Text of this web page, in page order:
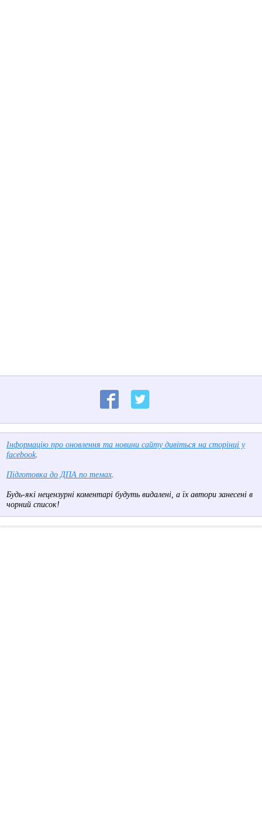
Інформацію про оновлення та новини сайту дивіться на сторінці у
facebook.
Підготовка до ДПА по темах.
Будь-які нецензурні коментарі будуть видалені, а їх автори занесені в
чорний список!